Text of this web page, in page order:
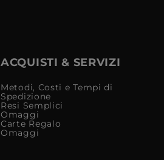
ACQUISTI & SERVIZI
Metodi, Costi e Tempi di
Spedizione
Resi Semplici
Omaggi
Carte Regalo
Omaggi